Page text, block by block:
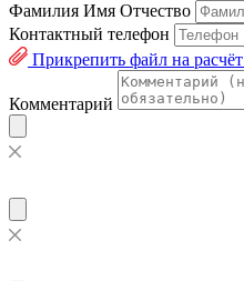
Фамилия Имя Отчество
Контактный телефон
Прикрепить файл на расчёт
Комментарий